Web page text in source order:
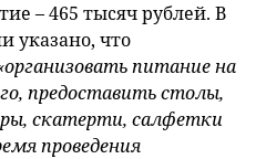
– 465 тысяч рублей. В
указано, что
питание на
предоставить столы,
скатерти, салфетки
проведения